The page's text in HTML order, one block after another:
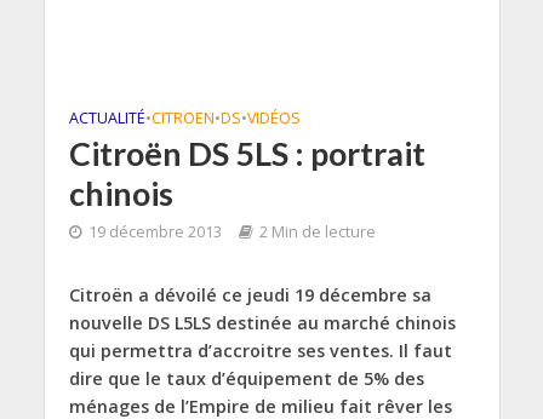
ACTUALITÉ•CITROEN•DS•VIDÉOS
Citroën DS 5LS : portrait
chinois
19 décembre 2013 2 Min de lecture
Citroën a dévoilé ce jeudi 19 décembre sa
nouvelle DS L5LS destinée au marché chinois
qui permettra d’accroitre ses ventes. Il faut
dire que le taux d’équipement de 5% des
ménages de l’Empire de milieu fait rêver les